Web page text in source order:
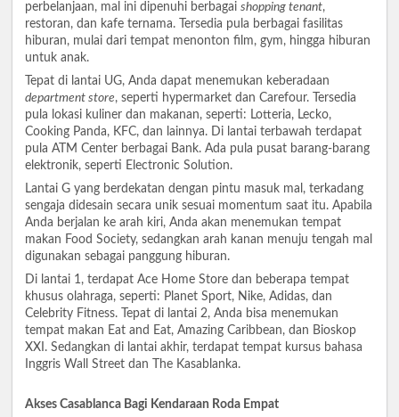
perbelanjaan, mal ini dipenuhi berbagai shopping tenant,
restoran, dan kafe ternama. Tersedia pula berbagai fasilitas
hiburan, mulai dari tempat menonton film, gym, hingga hiburan
untuk anak.
Tepat di lantai UG, Anda dapat menemukan keberadaan
department store, seperti hypermarket dan Carefour. Tersedia
pula lokasi kuliner dan makanan, seperti: Lotteria, Lecko,
Cooking Panda, KFC, dan lainnya. Di lantai terbawah terdapat
pula ATM Center berbagai Bank. Ada pula pusat barang-barang
elektronik, seperti Electronic Solution.
Lantai G yang berdekatan dengan pintu masuk mal, terkadang
sengaja didesain secara unik sesuai momentum saat itu. Apabila
Anda berjalan ke arah kiri, Anda akan menemukan tempat
makan Food Society, sedangkan arah kanan menuju tengah mal
digunakan sebagai panggung hiburan.
Di lantai 1, terdapat Ace Home Store dan beberapa tempat
khusus olahraga, seperti: Planet Sport, Nike, Adidas, dan
Celebrity Fitness. Tepat di lantai 2, Anda bisa menemukan
tempat makan Eat and Eat, Amazing Caribbean, dan Bioskop
XXI. Sedangkan di lantai akhir, terdapat tempat kursus bahasa
Inggris Wall Street dan The Kasablanka.
Akses Casablanca Bagi Kendaraan Roda Empat